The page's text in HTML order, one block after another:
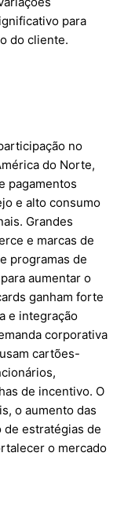
para
do cliente.
no
do Norte,
pagamentos
e alto consumo
Grandes
e marcas de
programas de
aumentar o
ganham forte
e integração
corporativa
cartões-
de incentivo. O
o aumento das
de estratégias de
o mercado